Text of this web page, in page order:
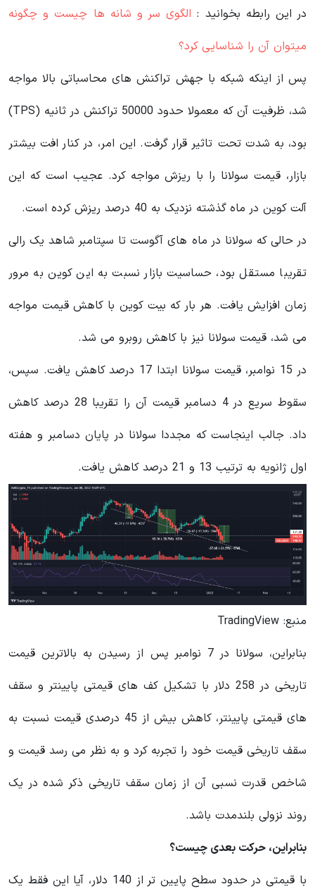
در این رابطه بخوانید‌ : الگوی سر و شانه ها چیست و چگونه
میتوان آن را شناسایی کرد؟
پس از اینکه شبکه با جهش تراکنش های محاسباتی بالا مواجه
شد، ظرفیت آن که معمولا حدود 50000 تراکنش در ثانیه (TPS)
بود، به شدت تحت تاثیر قرار گرفت. این امر، در کنار افت بیشتر
بازار، قیمت سولانا را با ریزش مواجه کرد. عجیب است که این
آلت کوین در ماه گذشته نزدیک به 40 درصد ریزش کرده است.
در حالی که سولانا در ماه های آگوست تا سپتامبر شاهد یک رالی
تقریبا مستقل بود، حساسیت بازار نسبت به این کوین به مرور
زمان افزایش یافت. هر بار که بیت کوین با کاهش قیمت مواجه
می شد، قیمت سولانا نیز با کاهش روبرو می شد.
در 15 نوامبر، قیمت سولانا ابتدا 17 درصد کاهش یافت. سپس،
سقوط سریع ​​در 4 دسامبر قیمت آن را تقریبا 28 درصد کاهش
داد. جالب اینجاست که مجددا سولانا در پایان دسامبر و هفته
اول ژانویه به ترتیب 13 و 21 درصد کاهش یافت.
منبع: TradingView
بنابراین، سولانا در 7 نوامبر پس از رسیدن به بالاترین قیمت
تاریخی در 258 دلار با تشکیل کف های قیمتی پایینتر و سقف
های قیمتی پایینتر، کاهش بیش از 45 درصدی قیمت نسبت به
سقف تاریخی قیمت خود را تجربه کرد و به نظر می رسد قیمت و
شاخص قدرت نسبی آن از زمان سقف تاریخی ذکر شده در یک
روند نزولی بلندمدت باشد.
بنابراین، حرکت بعدی چیست؟
با قیمتی در حدود سطح پایین تر از 140 دلار، آیا این فقط یک